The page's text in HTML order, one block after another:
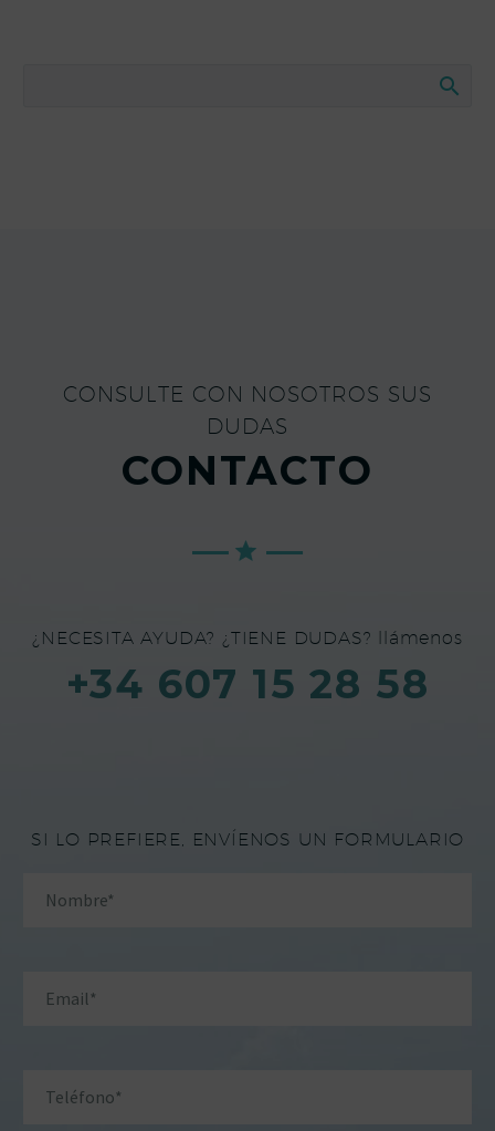
CONSULTE CON NOSOTROS SUS
DUDAS
CONTACTO
¿NECESITA AYUDA? ¿TIENE DUDAS? llámenos
+34 607 15 28 58
SI LO PREFIERE, ENVÍENOS UN FORMULARIO